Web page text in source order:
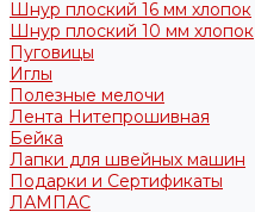
Шнур плоский 16 мм хлопок
Шнур плоский 10 мм хлопок
Пуговицы
Иглы
Полезные мелочи
Лента Нитепрошивная
Бейка
Лапки для швейных машин
Подарки и Сертификаты
ЛАМПАС